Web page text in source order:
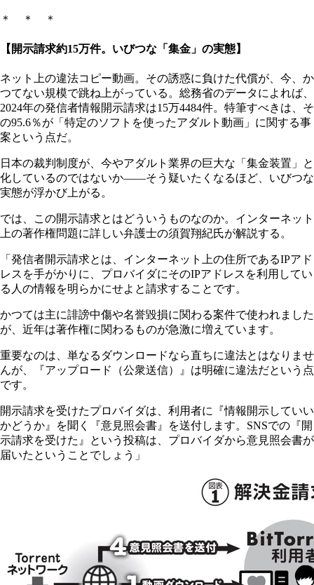
＊ ＊ ＊
【開示請求約15万件。いびつな「集金」の実態】
ネット上の違法コピー動画。その誘惑に負けた代償が、今、か
つてない規模で跳ね上がっている。総務省のデータによれば、
2024年の発信者情報開示請求は15万4484件。特筆すべきは、そ
の95.6％が「特定のソフトを使ったアダルト動画」に関する事
案という点だ。
日本の裁判制度が、今やアダルト業界の巨大な「集金装置」と
化しているのではないか――そう疑いたくなるほど、いびつな
実態が浮かび上がる。
では、この開示請求とはどういうものなのか。インターネット
上の著作権問題に詳しい弁護士の須賀翔紀氏が解説する。
「発信者開示請求とは、インターネット上の住所であるIPアド
レスを手がかりに、プロバイダにそのIPアドレスを利用してい
る人の情報を明らかにせよと請求することです。
かつては主に誹謗中傷や名誉毀損に関わる案件で使われました
が、近年は著作権に関わるものが急激に増えています。
重要なのは、単なるダウンロードなら直ちに違法とはなりませ
んが、『アップロード（公衆送信）』は明確に違法だという点
です。
開示請求を受けたプロバイダは、利用者に『情報開示していい
かどうか』を聞く『意見照会書』を送付します。SNSでの『開
示請求を受けた』という投稿は、プロバイダから意見照会書が
届いたということでしょう」